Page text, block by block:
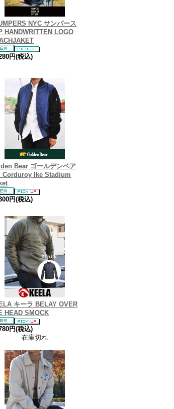
NYC サンパース
HANDWRITTEN LOGO
円(税込)
Bear ゴールデンベア
Ike Stadium
円(税込)
キーラ BELAY OVER
HEAD SMOCK
円(税込)
在庫切れ